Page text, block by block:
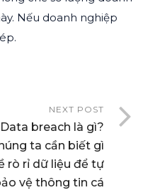
Nếu doanh nghiệp
NEXT POST
Data breach là gì?
ta cần biết gì
rò rỉ dữ liệu để tự
vệ thông tin cá